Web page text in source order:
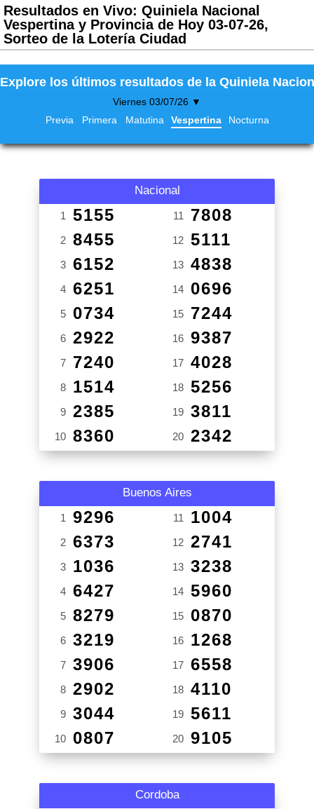
Resultados en Vivo: Quiniela Nacional
Vespertina y Provincia de Hoy 03-07-26,
Sorteo de la Lotería Ciudad
Explore los últimos resultados de la Quiniela
Viernes 03/07/26 ▼
Previa
Primera Matutina Vespertina Nocturna
Nacional
1 5155
2 8455
3 6152
4 6251
5 0734
6 2922
7 7240
8 1514
9 2385
10 8360
11 7808
12 5111
13 4838
14 0696
15 7244
16 9387
17 4028
18 5256
19 3811
20 2342
Buenos Aires
1 9296
2 6373
3 1036
4 6427
5 8279
6 3219
7 3906
8 2902
9 3044
10 0807
11 1004
12 2741
13 3238
14 5960
15 0870
16 1268
17 6558
18 4110
19 5611
20 9105
Cordoba